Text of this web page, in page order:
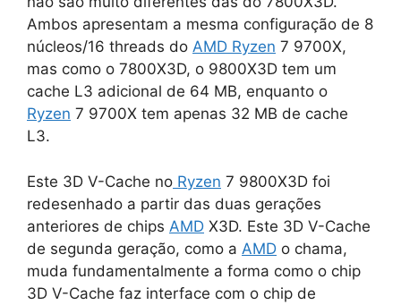
Ambos apresentam a mesma configuração de 8
núcleos/16 threads do AMD Ryzen 7 9700X,
mas como o 7800X3D, o 9800X3D tem um
cache L3 adicional de 64 MB, enquanto o
Ryzen 7 9700X tem apenas 32 MB de cache
L3.
Este 3D V-Cache no Ryzen 7 9800X3D foi
redesenhado a partir das duas gerações
anteriores de chips AMD X3D. Este 3D V-Cache
de segunda geração, como a AMD o chama,
muda fundamentalmente a forma como o chip
3D V-Cache faz interface com o chip de